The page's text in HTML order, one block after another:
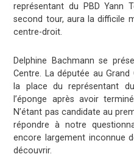
représentant du PBD Yann
second tour, aura la difficile
centre-droit.
Delphine Bachmann se
Centre. La députée au
la place du représentant
l’éponge après avoir
N’étant pas candidate au
répondre à notre
encore largement inconnue
découvrir.